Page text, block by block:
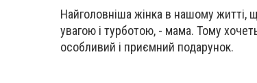
Найголовніша жінка в нашому житті,
увагою і турботою, - мама. Тому
особливий і приємний подарунок.